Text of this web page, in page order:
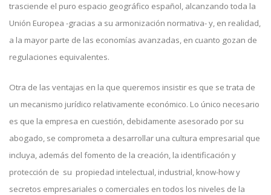
trasciende el puro espacio geográfico español, alcanzando toda la
Unión Europea -gracias a su armonización normativa- y, en realidad,
a la mayor parte de las economías avanzadas, en cuanto gozan de
regulaciones equivalentes.
Otra de las ventajas en la que queremos insistir es que se trata de
un mecanismo jurídico relativamente económico. Lo único necesario
es que la empresa en cuestión, debidamente asesorado por su
abogado, se comprometa a desarrollar una cultura empresarial que
incluya, además del fomento de la creación, la identificación y
protección de su propiedad intelectual, industrial, know-how y
secretos empresariales o comerciales en todos los niveles de la